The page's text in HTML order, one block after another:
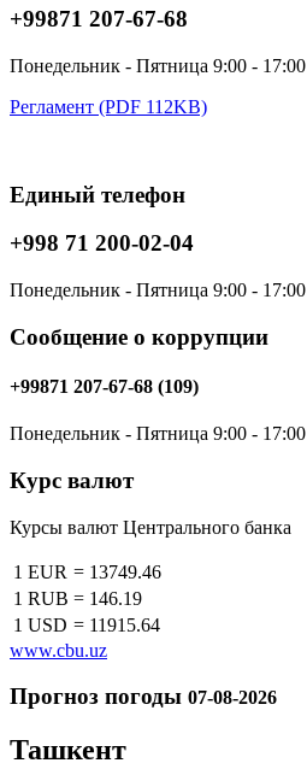
+99871 207-67-68
Понедельник - Пятница 9:00 - 17:00
Регламент (PDF 112KB)
Единый телефон
+998 71 200-02-04
Понедельник - Пятница 9:00 - 17:00
Сообщение о коррупции
+99871 207-67-68 (109)
Понедельник - Пятница 9:00 - 17:00
Курс валют
Курсы валют Центрального банка
1 EUR = 13749.46
1 RUB = 146.19
1 USD = 11915.64
www.cbu.uz
Прогноз погоды 07-08-2026
Ташкент